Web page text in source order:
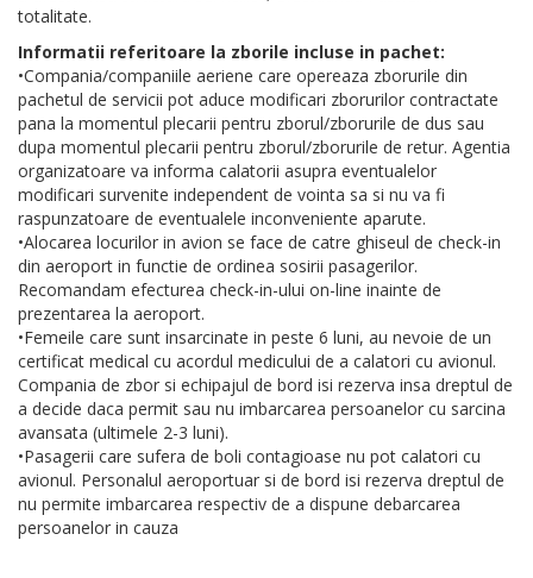
totalitate.
Informatii referitoare la zborile incluse in pachet:
•Compania/companiile aeriene care opereaza zborurile din
pachetul de servicii pot aduce modificari zborurilor contractate
pana la momentul plecarii pentru zborul/zborurile de dus sau
dupa momentul plecarii pentru zborul/zborurile de retur. Agentia
organizatoare va informa calatorii asupra eventualelor
modificari survenite independent de vointa sa si nu va fi
raspunzatoare de eventualele inconveniente aparute.
•Alocarea locurilor in avion se face de catre ghiseul de check-in
din aeroport in functie de ordinea sosirii pasagerilor.
Recomandam efecturea check-in-ului on-line inainte de
prezentarea la aeroport.
•Femeile care sunt insarcinate in peste 6 luni, au nevoie de un
certificat medical cu acordul medicului de a calatori cu avionul.
Compania de zbor si echipajul de bord isi rezerva insa dreptul de
a decide daca permit sau nu imbarcarea persoanelor cu sarcina
avansata (ultimele 2-3 luni).
•Pasagerii care sufera de boli contagioase nu pot calatori cu
avionul. Personalul aeroportuar si de bord isi rezerva dreptul de
nu permite imbarcarea respectiv de a dispune debarcarea
persoanelor in cauza